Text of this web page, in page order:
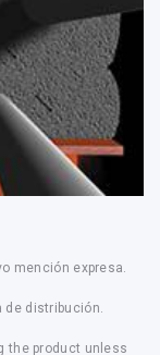
mención expresa.
de distribución.
the product unless